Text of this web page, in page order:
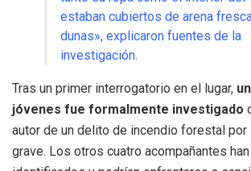
estaban cubiertos de arena
dunas», explicaron fuentes de la
investigación.
Tras un primer interrogatorio en el lugar,
jóvenes fue formalmente investigado
autor de un delito de incendio forestal por
grave. Los otros cuatro acompañantes